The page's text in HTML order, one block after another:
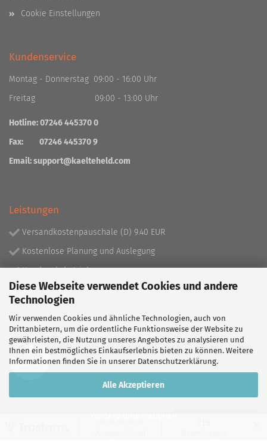
Diese Webseite verwendet Cookies und andere
Technologien
Wir verwenden Cookies und ähnliche Technologien, auch von
Drittanbietern, um die ordentliche Funktionsweise der Website zu
gewährleisten, die Nutzung unseres Angebotes zu analysieren und
Ihnen ein bestmögliches Einkaufserlebnis bieten zu können. Weitere
Informationen finden Sie in unserer Datenschutzerklärung.
Alle Akzeptieren
Cookie Einstellungen
Kundenservice
Montag - Donnerstag 09:00 - 16:00 Uhr
Freitag 09:00 - 13:00 Uhr
Hotline: 07246 445370 0
Fax: 07246 445370 9
Email:support@kaelteheld.com
Leistungen
Versandkostenpauschale (D) 9.40 EUR
Kostenlose Planung und Auslegung
Handwerksbetrieb
Lieferprogramm mit über 130.000 Artikeln!
Partner